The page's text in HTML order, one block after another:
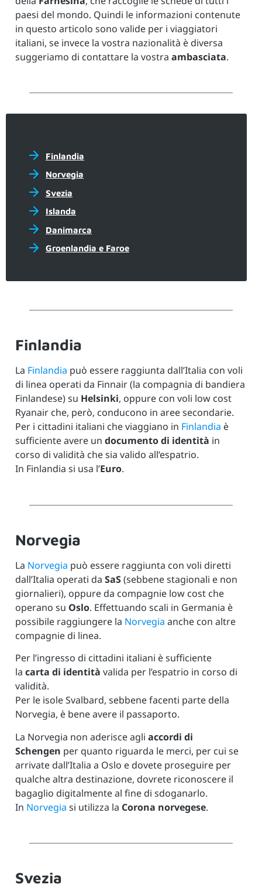
paesi del mondo. Quindi le informazioni contenute
in questo articolo sono valide per i viaggiatori
italiani, se invece la vostra nazionalità è diversa
suggeriamo di contattare la vostra ambasciata.
Finlandia
Norvegia
Svezia
Islanda
Danimarca
Groenlandia e Faroe
Finlandia
La Finlandia può essere raggiunta dall’Italia con voli
di linea operati da Finnair (la compagnia di bandiera
Finlandese) su Helsinki, oppure con voli low cost
Ryanair che, però, conducono in aree secondarie.
Per i cittadini italiani che viaggiano in Finlandia è
sufficiente avere un documento di identità in
corso di validità che sia valido all’espatrio.
In Finlandia si usa l’Euro.
Norvegia
La Norvegia può essere raggiunta con voli diretti
dall’Italia operati da SaS(sebbene stagionali e non
giornalieri), oppure da compagnie low cost che
operano su Oslo. Effettuando scali in Germania è
possibile raggiungere la Norvegia anche con altre
compagnie di linea.
Per l’ingresso di cittadini italiani è sufficiente
la carta di identità valida per l’espatrio in corso di
validità.
Per le isole Svalbard, sebbene facenti parte della
Norvegia, è bene avere il passaporto.
La Norvegia non aderisce agli accordi di
Schengen per quanto riguarda le merci, per cui se
arrivate dall’Italia a Oslo e dovete proseguire per
qualche altra destinazione, dovrete riconoscere il
bagaglio digitalmente al fine di sdoganarlo.
In Norvegia si utilizza la Corona norvegese.
Svezia